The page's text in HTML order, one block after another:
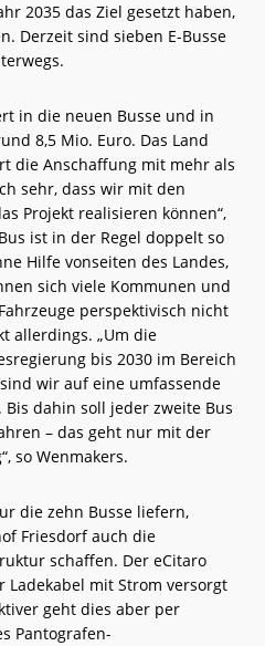
2035 das Ziel gesetzt haben,
Derzeit sind sieben E-Busse
in die neuen Busse und in
8,5 Mio. Euro. Das Land
die Anschaffung mit mehr als
sehr, dass wir mit den
Projekt realisieren können“,
ist in der Regel doppelt so
Hilfe vonseiten des Landes,
sich viele Kommunen und
perspektivisch nicht
allerdings. „Um die
bis 2030 im Bereich
wir auf eine umfassende
dahin soll jeder zweite Bus
– das geht nur mit der
so Wenmakers.
die zehn Busse liefern,
Friesdorf auch die
schaffen. Der eCitaro
Ladekabel mit Strom versorgt
geht dies aber per
Pantografen-